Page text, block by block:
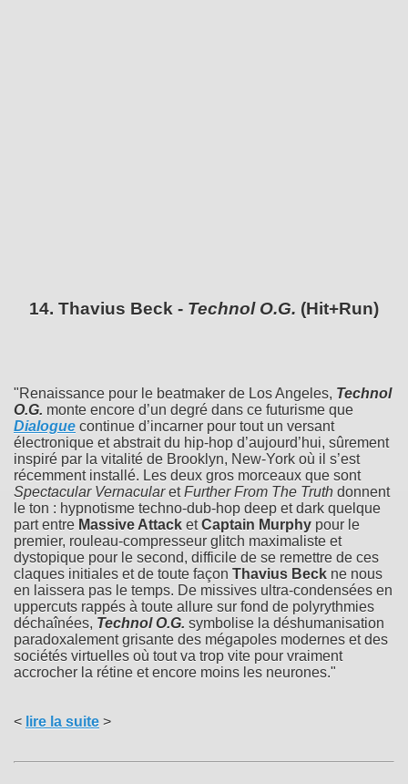
14. Thavius Beck - Technol O​.​G. (Hit+Run)
"Renaissance pour le beatmaker de Los Angeles, Technol
O.G. monte encore d’un degré dans ce futurisme que
Dialogue continue d’incarner pour tout un versant
électronique et abstrait du hip-hop d’aujourd’hui, sûrement
inspiré par la vitalité de Brooklyn, New-York où il s’est
récemment installé. Les deux gros morceaux que sont
Spectacular VernacularetFurther From The Truth donnent
le ton : hypnotisme techno-dub-hop deep et dark quelque
part entre Massive Attack etCaptain Murphy pour le
premier, rouleau-compresseur glitch maximaliste et
dystopique pour le second, difficile de se remettre de ces
claques initiales et de toute façon Thavius Beck ne nous
en laissera pas le temps. De missives ultra-condensées en
uppercuts rappés à toute allure sur fond de polyrythmies
déchaînées, Technol O.G. symbolise la déshumanisation
paradoxalement grisante des mégapoles modernes et des
sociétés virtuelles où tout va trop vite pour vraiment
accrocher la rétine et encore moins les neurones."
< lire la suite >